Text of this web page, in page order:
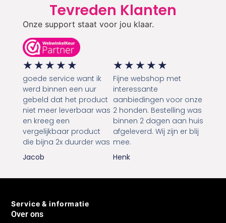
Tevreden Klanten
Onze support staat voor jou klaar.
★ ★ ★ ★ ★
goede service want ik
werd binnen een uur
gebeld dat het product
niet meer leverbaar was
en kreeg een
vergelijkbaar product
die bijna 2x duurder was
Jacob
★ ★ ★ ★ ★
Fijne webshop met
interessante
aanbiedingen voor onze
2 honden. Bestelling was
binnen 2 dagen aan huis
afgeleverd. Wij zijn er blij
mee.
Henk
Service & informatie
Over ons